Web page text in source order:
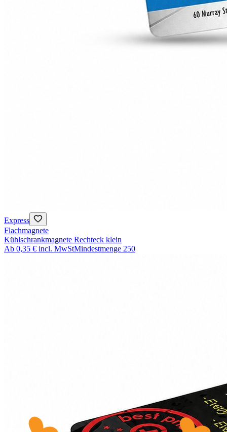
Express
Flachmagnete
Kühlschrankmagnete Rechteck klein
Ab 0,35 € incl. MwStMindestmenge 250